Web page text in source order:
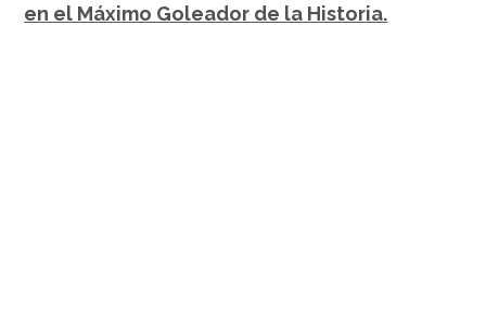
en el Máximo Goleador de la Historia.